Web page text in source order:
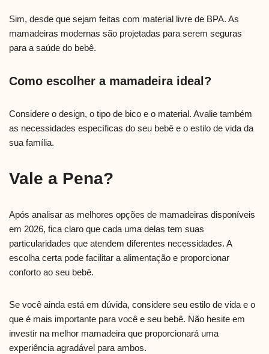
Sim, desde que sejam feitas com material livre de BPA. As
mamadeiras modernas são projetadas para serem seguras
para a saúde do bebê.
Como escolher a mamadeira ideal?
Considere o design, o tipo de bico e o material. Avalie também
as necessidades específicas do seu bebê e o estilo de vida da
sua família.
Vale a Pena?
Após analisar as melhores opções de mamadeiras disponíveis
em 2026, fica claro que cada uma delas tem suas
particularidades que atendem diferentes necessidades. A
escolha certa pode facilitar a alimentação e proporcionar
conforto ao seu bebê.
Se você ainda está em dúvida, considere seu estilo de vida e o
que é mais importante para você e seu bebê. Não hesite em
investir na melhor mamadeira que proporcionará uma
experiência agradável para ambos.